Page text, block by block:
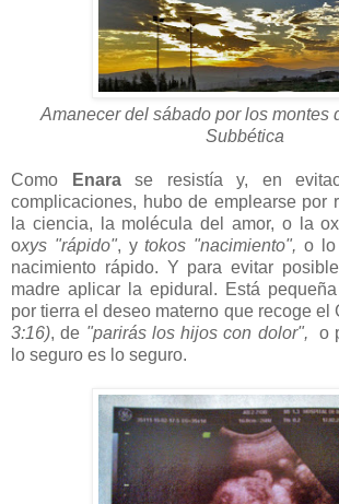
Amanecer del sábado por los montes
Subbética
Como Enarase resistía y, en
complicaciones, hubo de emplearse por
la ciencia, la molécula del amor, o la
oxys "rápido", ytokos "nacimiento", o lo
nacimiento rápido. Y para evitar
madre aplicar la epidural. Está
por tierra el deseo materno que recoge el
3:16), de "parirás los hijos con dolor", o
lo seguro es lo seguro.